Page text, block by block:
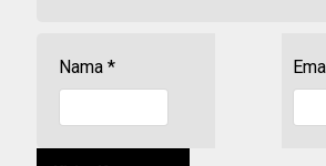
Nama *